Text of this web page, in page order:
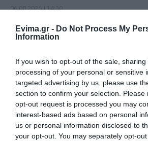
Evima.gr - Do Not Process My
Information
If you wish to opt-out of the sale,
processing of your personal or sensitive
targeted advertising by us, please use
section to confirm your selection.
opt-out request is processed you may
interest-based ads based on personal
us or personal information disclosed to
your opt-out. You may separately opt-
Σε αυτή την περιοχή της Εύβοιας
06.08.2026 | 14:15
Έρχεται το 9ο Αλιβεριώτικο
Αντάμωμα! Πότε και πού θα γίνει
06.08.2026 | 14:00
Όλες οι τελευταίες
ΠΕΡΙΣΣΟΤΕΡΑ ΑΠΟ ΕΙΔΗΣΕΙΣ